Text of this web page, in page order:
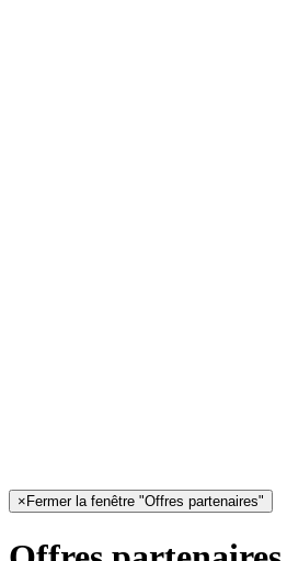
× Fermer la fenêtre "Offres partenaires"